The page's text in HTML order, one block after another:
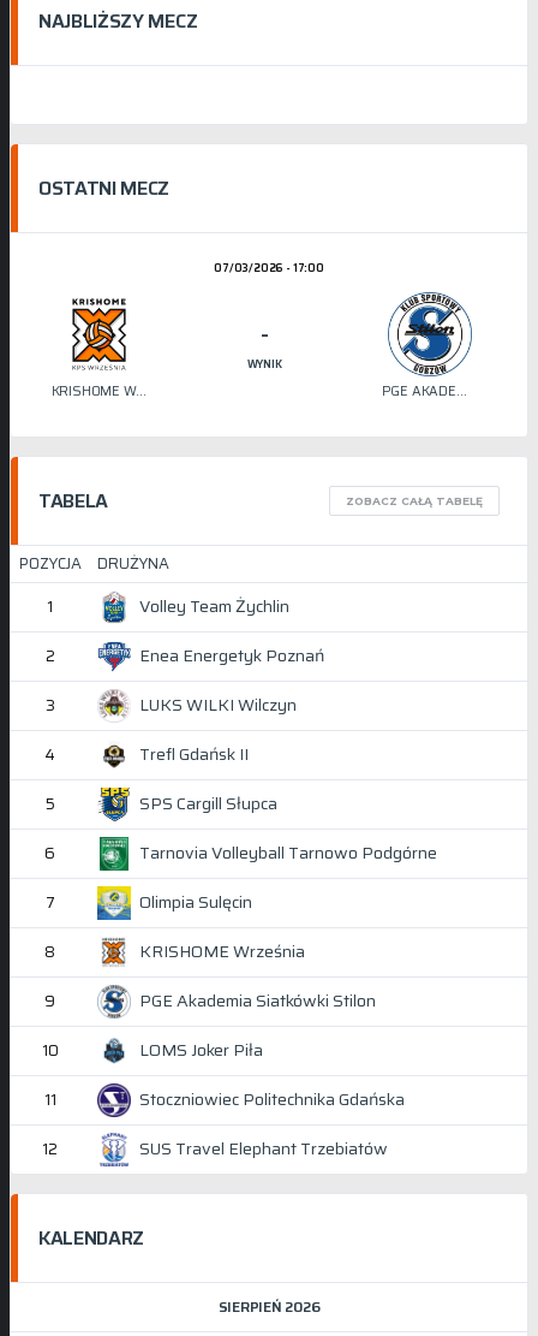
NAJBLIŻSZY MECZ
OSTATNI MECZ
07/03/2026 - 17:00
KRISHOME WRZEŚNIA PGE AKADEMIA SIATKÓWKI STILON
-
WYNIK
TABELA ZOBACZ CAŁĄ TABELĘ
POZYCJA
DRUŻYNA
1
Volley Team Żychlin
2 Enea Energetyk Poznań
3 LUKS WILKI Wilczyn
4 Trefl Gdańsk II
5 SPS Cargill Słupca
6 Tarnovia Volleyball Tarnowo Podgórne
7 Olimpia Sulęcin
8 KRISHOME Września
9 PGE Akademia Siatkówki Stilon
10 LOMS Joker Piła
11 Stoczniowiec Politechnika Gdańska
12 SUS Travel Elephant Trzebiatów
KALENDARZ
SIERPIEŃ 2026